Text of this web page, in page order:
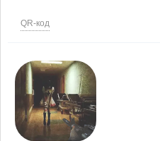
QR-код